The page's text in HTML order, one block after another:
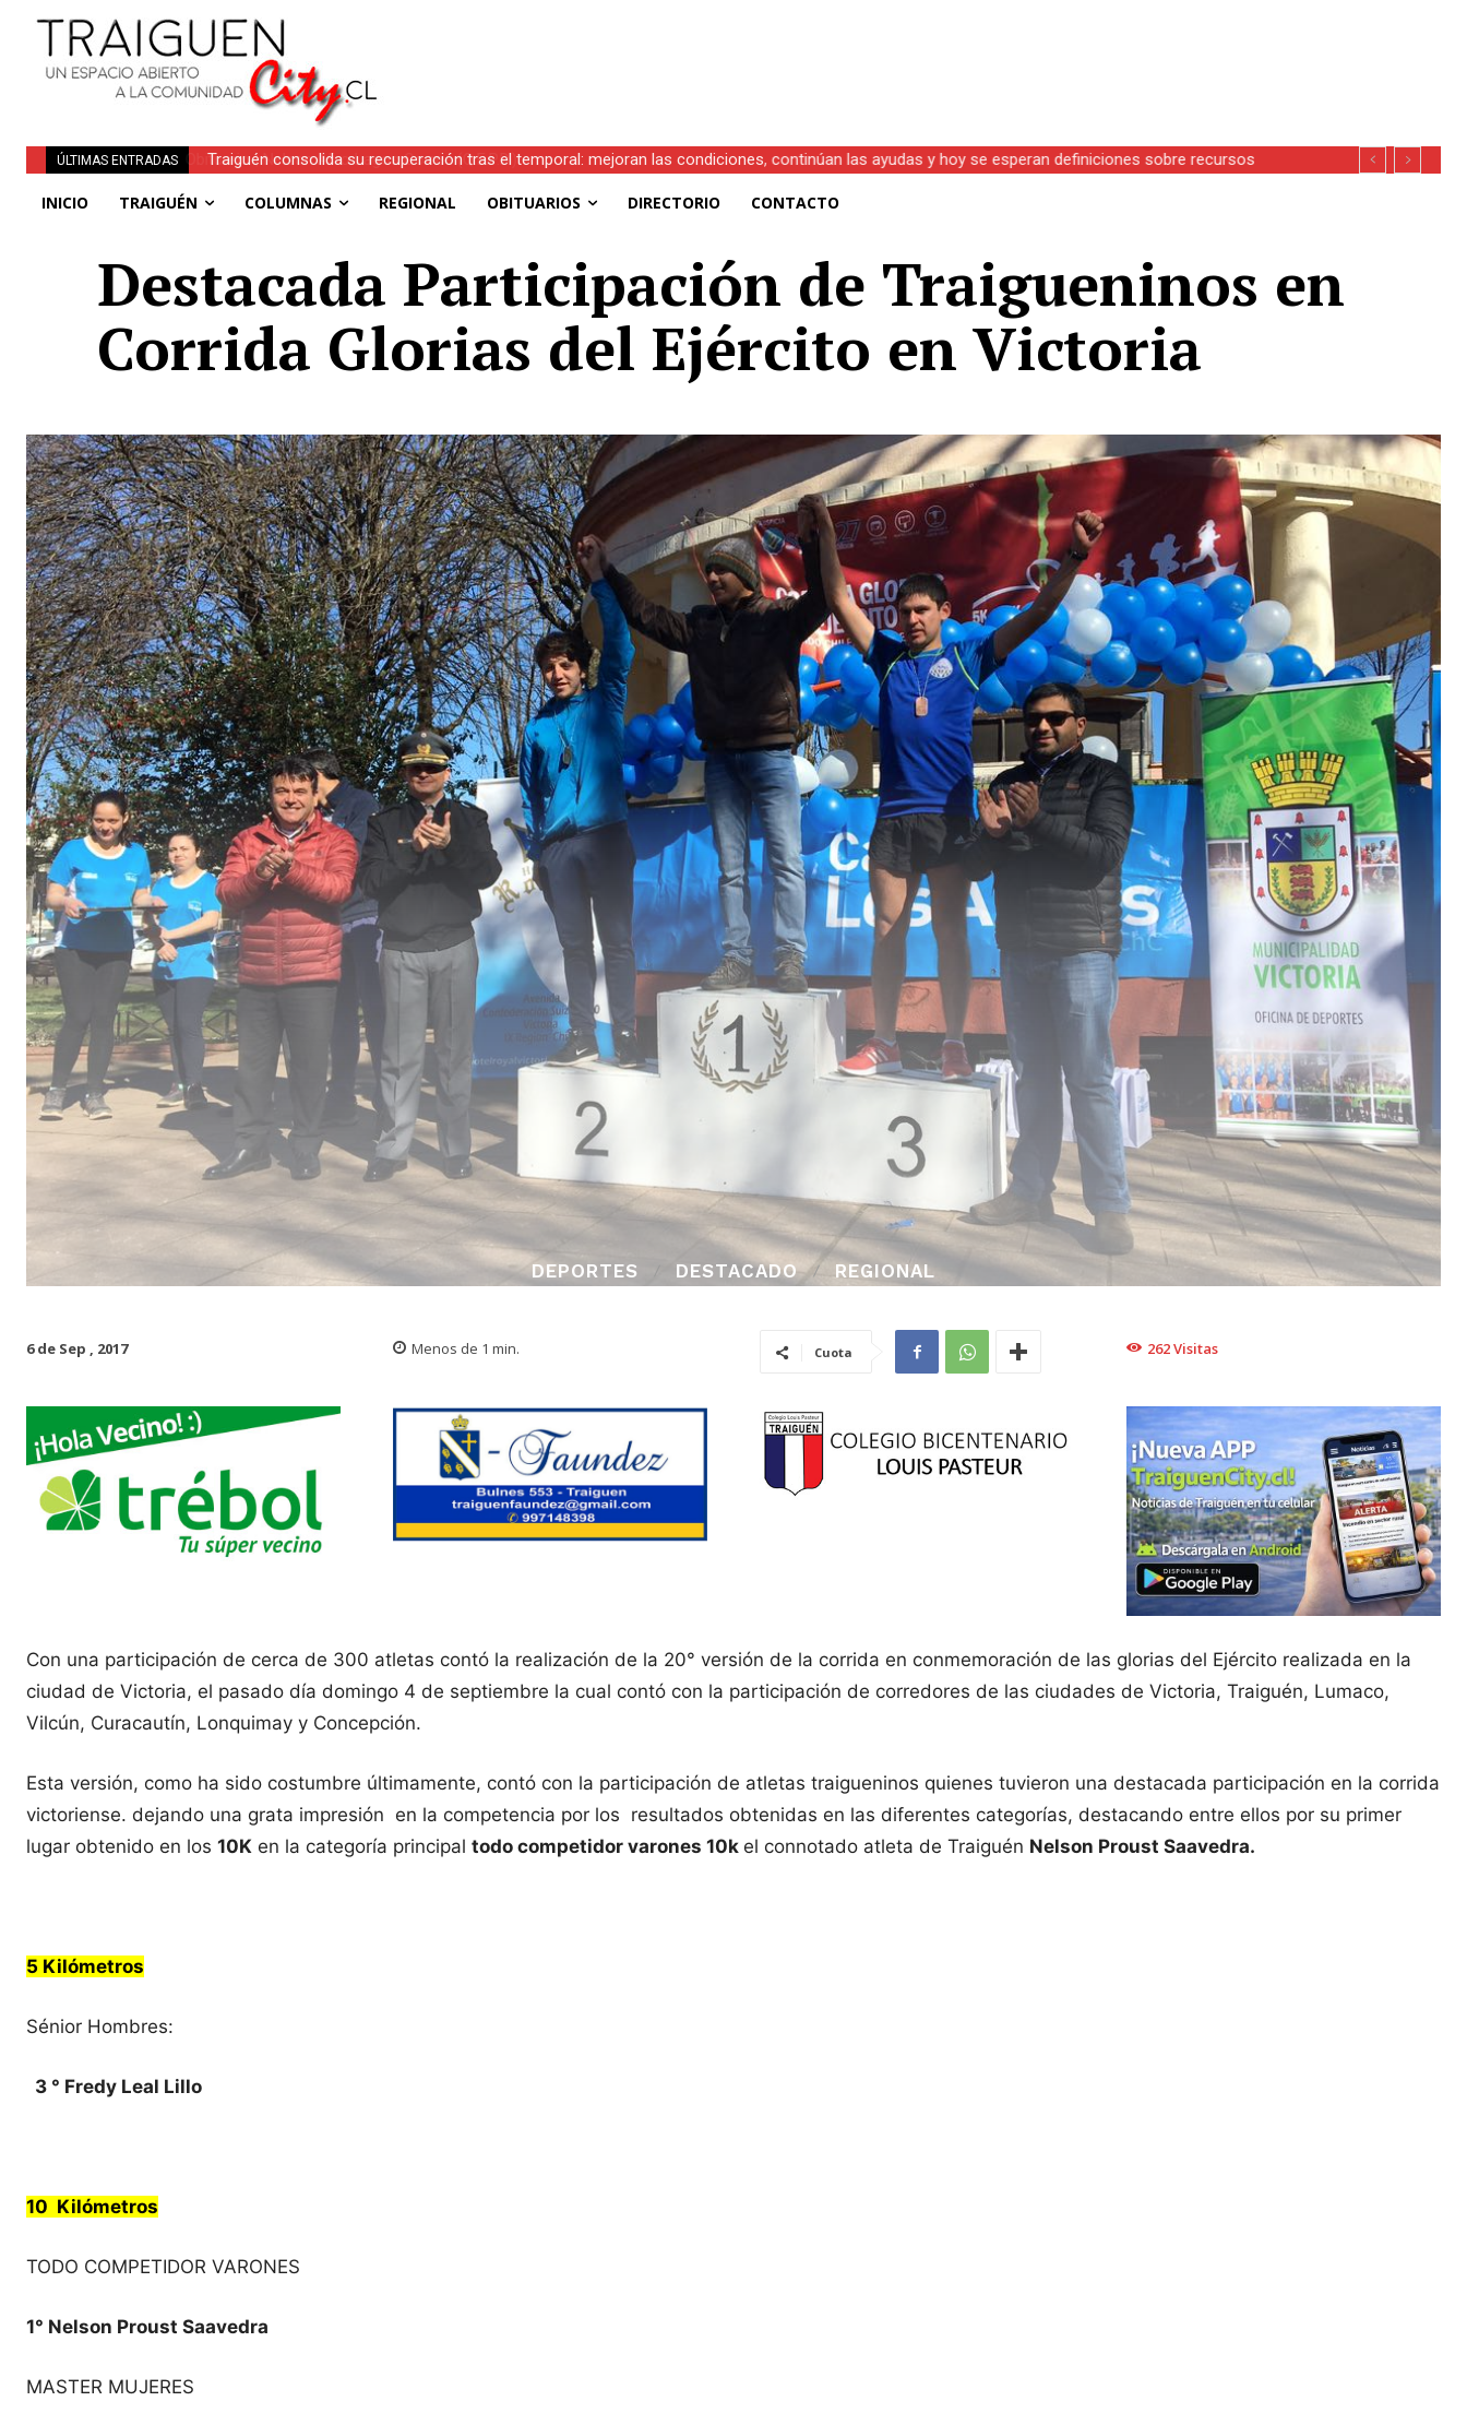
ÚLTIMAS ENTRADAS
Traiguén consolida su recuperación tras el temporal: mejoran las condiciones, continúan las ayudas y hoy se esperan definiciones sobre recursos
INICIO TRAIGUÉN COLUMNAS REGIONAL OBITUARIOS DIRECTORIO CONTACTO
Destacada Participación de Traigueninos en
Corrida Glorias del Ejército en Victoria
DEPORTES DESTACADO REGIONAL
6 de Sep , 2017 Menos de 1 min. Cuota 262Visitas
Con una participación de cerca de 300 atletas contó la realización de la 20° versión de la corrida en conmemoración de las glorias del Ejército realizada en la
ciudad de Victoria, el pasado día domingo 4 de septiembre la cual contó con la participación de corredores de las ciudades de Victoria, Traiguén, Lumaco,
Vilcún, Curacautín, Lonquimay y Concepción.
Esta versión, como ha sido costumbre últimamente, contó con la participación de atletas traigueninos quienes tuvieron una destacada participación en la corrida
victoriense. dejando una grata impresión en la competencia por los resultados obtenidas en las diferentes categorías, destacando entre ellos por su primer
lugar obtenido en los 10K en la categoría principal todo competidor varones 10k el connotado atleta de Traiguén Nelson Proust Saavedra.
5 Kilómetros
Sénior Hombres:
3 ° Fredy Leal Lillo
10 Kilómetros
TODO COMPETIDOR VARONES
1° Nelson Proust Saavedra
MASTER MUJERES